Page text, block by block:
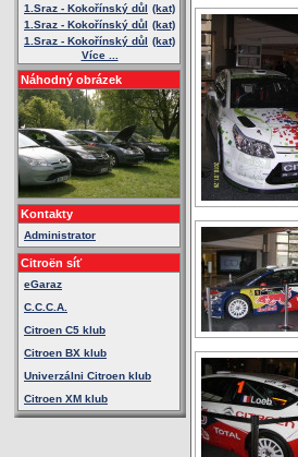
1.Sraz - Kokořínský důl (kat)
1.Sraz - Kokořínský důl (kat)
1.Sraz - Kokořínský důl (kat)
Více ...
Náhodný obrázek
Kontakty
Administrator
Citroën síť
eGaraz
C.C.C.A.
Citroen C5 klub
Citroen BX klub
Univerzálni Citroen klub
Citroen XM klub